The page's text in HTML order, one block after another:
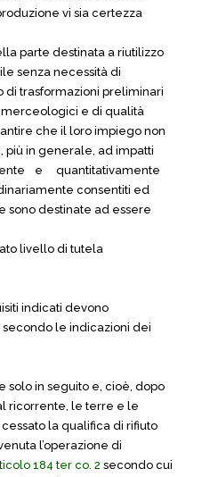
vi sia certezza
parte destinata a riutilizzo
senza necessità di
di trasformazioni preliminari
e di qualità
che il loro impiego non
più in generale, ad impatti
e
quantitativamente
consentiti ed
sono destinate ad essere
livello di tutela
indicati devono
le indicazioni dei
solo in seguito e, cioè, dopo
ricorrente, le terre e le
la qualifica di rifiuto
l’operazione di
184 ter co. 2 secondo cui